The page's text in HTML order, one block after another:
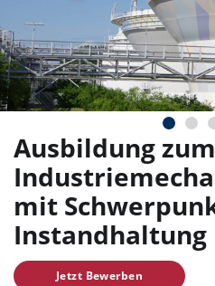
Ausbildung zum
mit
Instandhaltung
Jetzt Bewerben